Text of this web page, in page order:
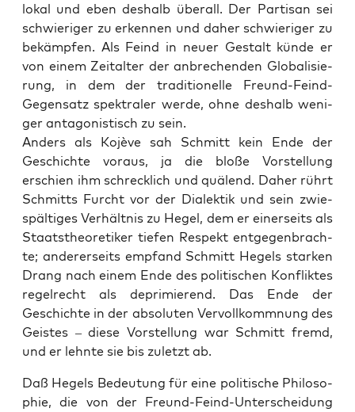
lokal und eben des­halb über­all. Der Par­ti­san sei
schwie­ri­ger zu erken­nen und daher schwie­ri­ger zu
bekämp­fen. Als Feind in neu­er Gestalt kün­de er
von einem Zeit­al­ter der anbre­chen­den Glo­ba­li­sie­
rung, in dem der tra­di­tio­nel­le Freund-Feind-
Gegen­satz spek­tra­ler wer­de, ohne des­halb weni­
ger ant­ago­nis­tisch zu sein.
Anders als Kojè­ve sah Schmitt kein Ende der
Geschich­te vor­aus, ja die blo­ße Vor­stel­lung
erschien ihm schreck­lich und quä­lend. Daher rührt
Schmitts Furcht vor der Dia­lek­tik und sein zwie­
späl­ti­ges Ver­hält­nis zu Hegel, dem er einer­seits als
Staats­theo­re­ti­ker tie­fen Respekt ent­ge­gen­brach­
te; ande­rer­seits emp­fand Schmitt Hegels star­ken
Drang nach einem Ende des poli­ti­schen Kon­flik­tes
regel­recht als depri­mie­rend. Das Ende der
Geschich­te in der abso­lu­ten Ver­voll­komm­nung des
Geis­tes – die­se Vor­stel­lung war Schmitt fremd,
und er lehn­te sie bis zuletzt ab.
Daß Hegels Bedeu­tung für eine poli­ti­sche Phi­lo­so­
phie, die von der Freund-Feind-Unter­schei­dung